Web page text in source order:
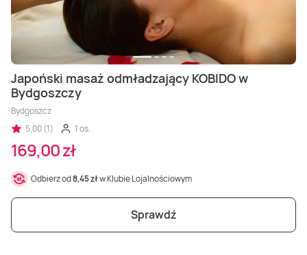
Japoński masaż odmładzający KOBIDO w
Bydgoszczy
Bydgoszcz
5,00 (1)
1 os.
169,00 zł
Odbierz od8,45 złw Klubie Lojalnościowym
Sprawdź